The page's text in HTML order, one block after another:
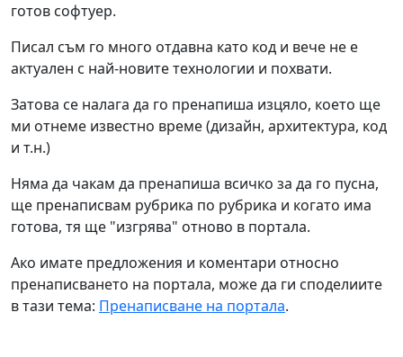
готов софтуер.
Писал съм го много отдавна като код и вече не е
актуален с най-новите технологии и похвати.
Затова се налага да го пренапиша изцяло, което ще
ми отнеме известно време (дизайн, архитектура, код
и т.н.)
Няма да чакам да пренапиша всичко за да го пусна,
ще пренаписвам рубрика по рубрика и когато има
готова, тя ще "изгрява" отново в портала.
Ако имате предложения и коментари относно
пренаписването на портала, може да ги споделиите
в тази тема: Пренаписване на портала.